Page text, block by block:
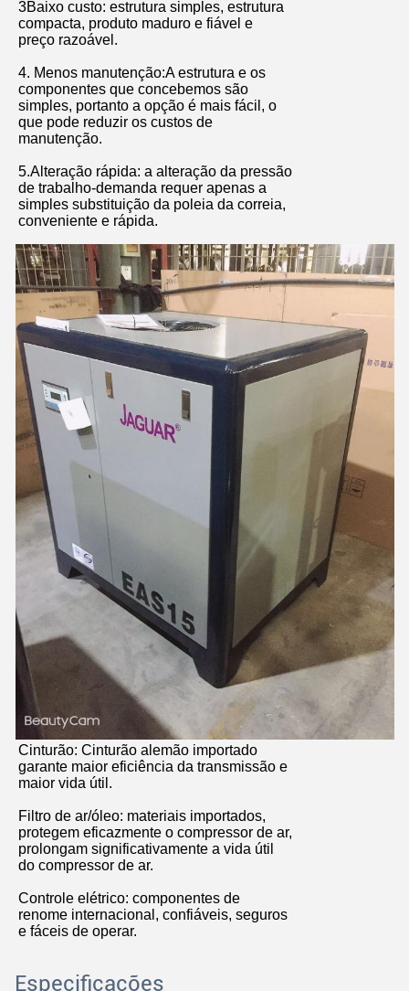
Deixe um recado
3Baixo custo: estrutura simples, estrutura
compacta, produto maduro e fiável e
preço razoável.
4. Menos manutenção:A estrutura e os
componentes que concebemos são
simples, portanto a opção é mais fácil, o
que pode reduzir os custos de
manutenção.
5.Alteração rápida: a alteração da pressão
de trabalho-demanda requer apenas a
simples substituição da poleia da correia,
conveniente e rápida.
Cinturão: Cinturão alemão importado
garante maior eficiência da transmissão e
maior vida útil.
Filtro de ar/óleo: materiais importados,
protegem eficazmente o compressor de ar,
prolongam significativamente a vida útil
do compressor de ar.
Controle elétrico: componentes de
renome internacional, confiáveis, seguros
e fáceis de operar.
Especificações